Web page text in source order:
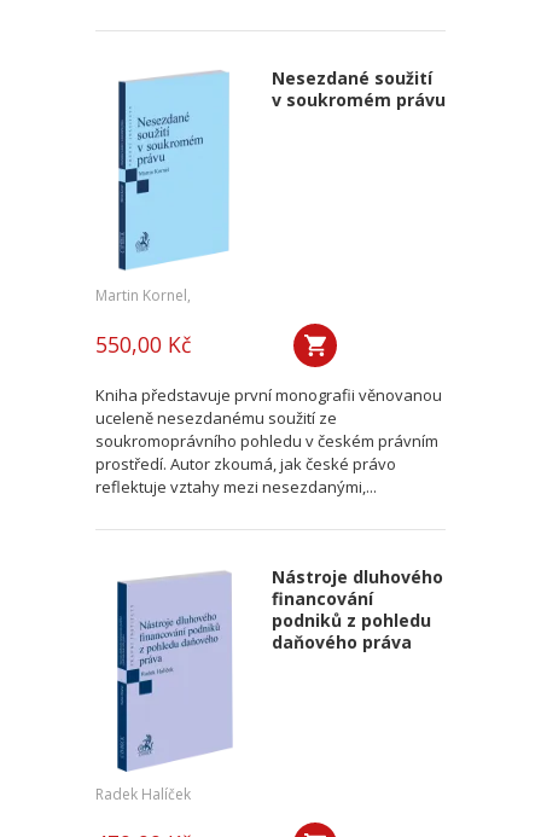
Nesezdané soužití
v soukromém právu
Martin Kornel,
550,00 Kč
Kniha představuje první monografii věnovanou
uceleně nesezdanému soužití ze
soukromoprávního pohledu v českém právním
prostředí. Autor zkoumá, jak české právo
reflektuje vztahy mezi nesezdanými,...
Nástroje dluhového
financování
podniků z pohledu
daňového práva
Radek Halíček